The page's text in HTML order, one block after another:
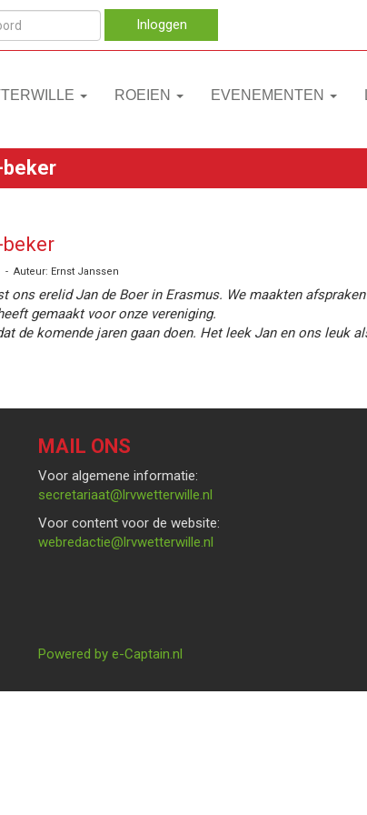
Inloggen
ROEIEN EVENEMENTEN
beker
- Auteur: Ernst Janssen
ons erelid Jan de Boer in Erasmus. We maakten
gemaakt voor onze vereniging.
de komende jaren gaan doen. Het leek Jan en ons leuk
MAIL ONS
Voor algemene informatie:
taairaterces@lrvwetterwille.nl
Voor content voor de website:
eitcaderbew@lrvwetterwille.nl
Powered by e-Captain.nl